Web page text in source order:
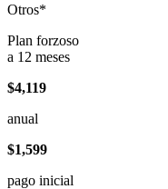
Otros*
Plan forzoso
a 12 meses
$4,119
anual
$1,599
pago inicial